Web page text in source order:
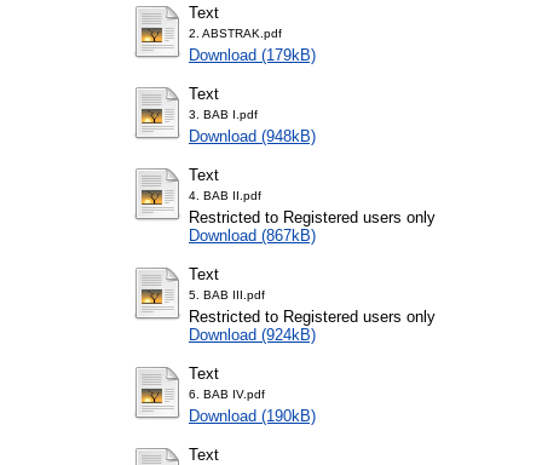
Text
2. ABSTRAK.pdf
Download (179kB)
Text
3. BAB I.pdf
Download (948kB)
Text
4. BAB II.pdf
Restricted to Registered users only
Download (867kB)
Text
5. BAB III.pdf
Restricted to Registered users only
Download (924kB)
Text
6. BAB IV.pdf
Download (190kB)
Text